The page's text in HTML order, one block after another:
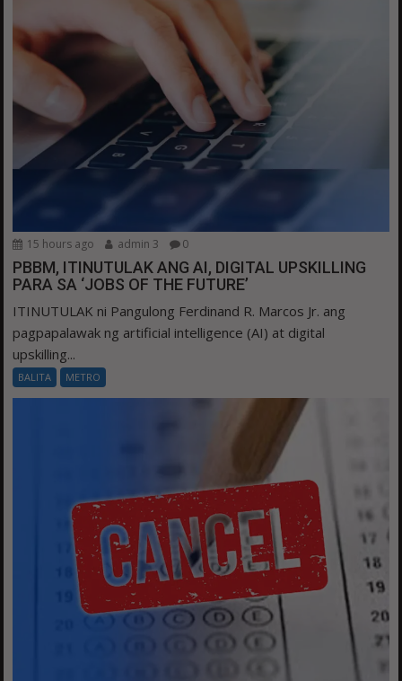
15 hours ago admin 3 0
PBBM, ITINUTULAK ANG AI, DIGITAL UPSKILLING
PARA SA ‘JOBS OF THE FUTURE’
ITINUTULAK ni Pangulong Ferdinand R. Marcos Jr. ang
pagpapalawak ng artificial intelligence (AI) at digital
upskilling...
BALITA METRO